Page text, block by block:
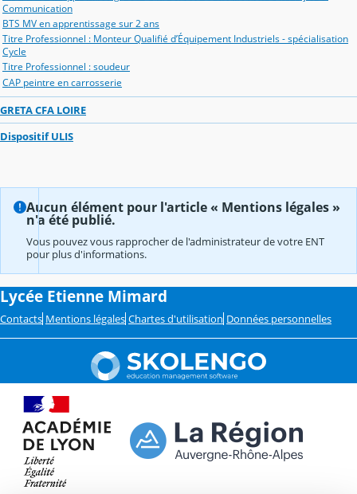
Communication
BTS MV en apprentissage sur 2 ans
Titre Professionnel : Monteur Qualifié d’Équipement Industriels - spécialisation
Cycle
Titre Professionnel : soudeur
CAP peintre en carrosserie
GRETA CFA LOIRE
Dispositif ULIS
Aucun élément pour l'article « Mentions légales »
n'a été publié.
Vous pouvez vous rapprocher de l'administrateur de votre ENT
pour plus d'informations.
Lycée Etienne Mimard
Contacts Mentions légales Chartes d'utilisation Données personnelles